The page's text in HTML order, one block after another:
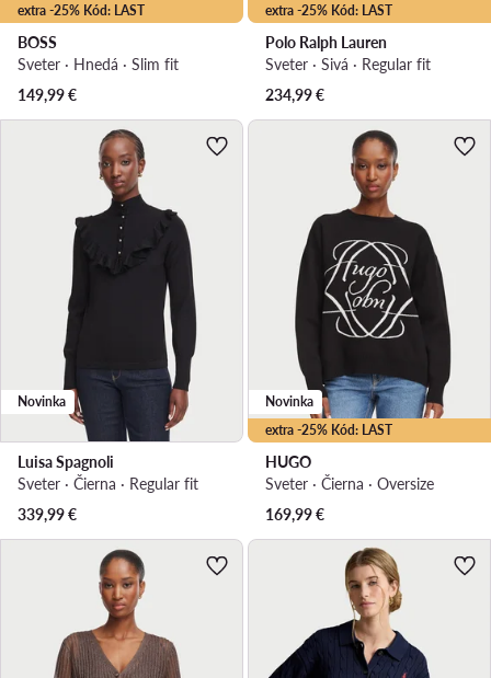
extra -25% Kód: LAST
BOSS
Sveter · Hnedá · Slim fit
149,99€
extra -25% Kód: LAST
Polo Ralph Lauren
Sveter · Sivá · Regular fit
234,99€
Novinka
Luisa Spagnoli
Sveter · Čierna · Regular fit
339,99€
extra -25% Kód: LAST
Novinka
HUGO
Sveter · Čierna · Oversize
169,99€